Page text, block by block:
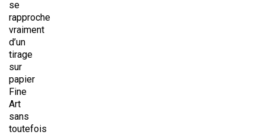
se
rapproche
vraiment
d’un
tirage
sur
papier
Fine
Art
sans
toutefois